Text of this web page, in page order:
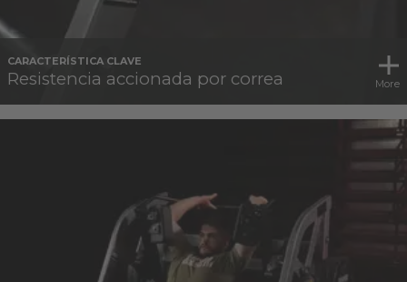
CARACTERÍSTICA CLAVE
Resistencia accionada por correa More